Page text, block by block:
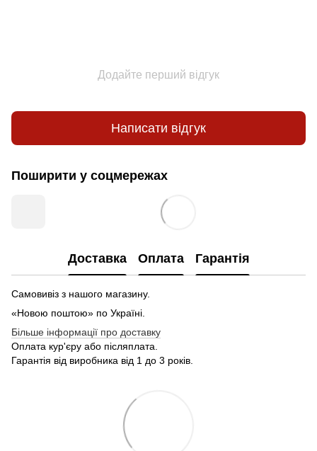
Додайте перший відгук
Написати відгук
Поширити у соцмережах
Доставка Оплата Гарантія
Самовивіз з нашого магазину.
«Новою поштою» по Україні.
Більше інформації про доставку
Оплата кур'єру або післяплата.
Гарантія від виробника від 1 до 3 років.